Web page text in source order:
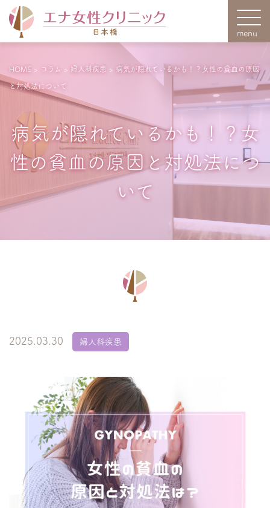
HOME > コラム > 婦人科疾患 > 病気が隠れているかも！？女性の貧血の原因
と対処法について
病気が隠れているかも！？女
性の貧血の原因と対処法につ
いて
2025.03.30 婦人科疾患